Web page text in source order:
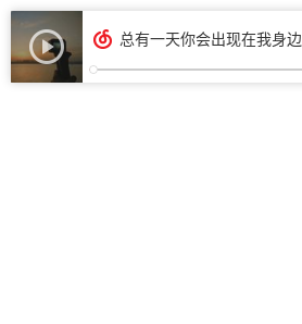
总有一天你会出现在我身边